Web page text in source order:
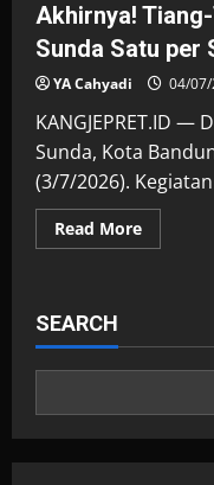
Akhirnya!
Sunda Satu per
YA Cahyadi 04/
KANGJEPRET.ID —
Sunda, Kota
(3/7/2026).
Read MoreRead
more
di
Sunda
per
SEARCH